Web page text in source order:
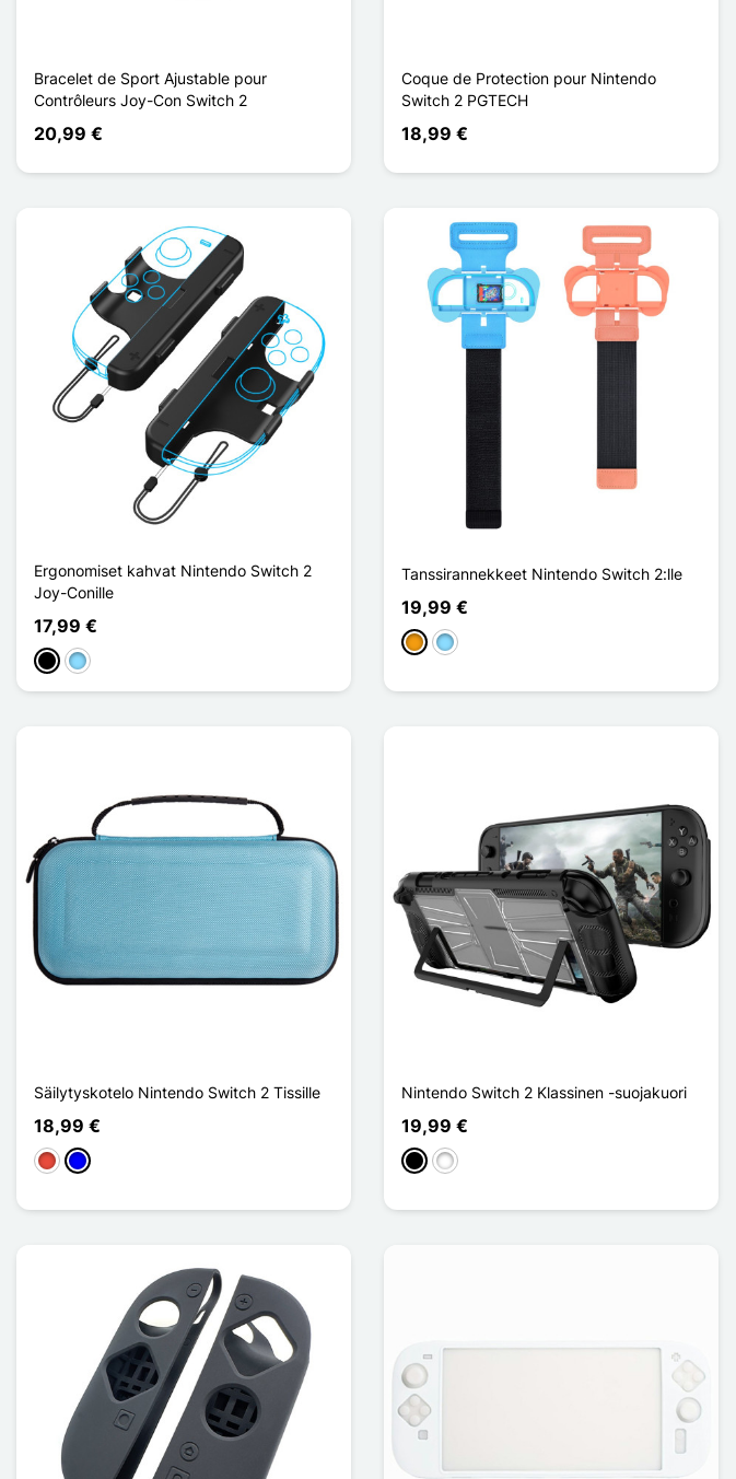
Bracelet de Sport Ajustable pour
Contrôleurs Joy-Con Switch 2
20,99 €
Coque de Protection pour Nintendo
Switch 2 PGTECH
18,99 €
Ergonomiset kahvat Nintendo Switch 2
Joy-Conille
17,99 €
MustaBleu Clair
Tanssirannekkeet Nintendo Switch 2:lle
19,99 €
OranssiBleu Clair
Säilytyskotelo Nintendo Switch 2 Tissille
18,99 €
Punainen
Sininen
Nintendo Switch 2 Klassinen -suojakuori
19,99 €
MustaValkoinen